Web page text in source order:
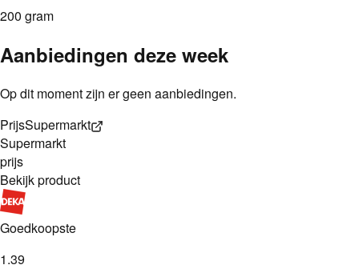
200 gram
Aanbiedingen deze week
Op dit moment zijn er geen aanbiedingen.
PrijsSupermarkt
Supermarkt
prijs
Bekijk product
Goedkoopste
1.39